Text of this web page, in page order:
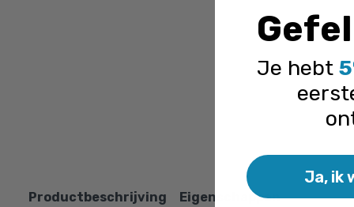
Productbeschrijving Eigenschappen
Je hebt
Ja, ik